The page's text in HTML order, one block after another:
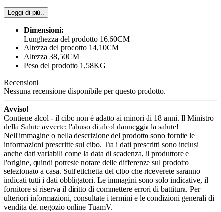
Leggi di più..
Dimensioni:
Lunghezza del prodotto 16,60CM
Altezza del prodotto 14,10CM
Altezza 38,50CM
Peso del prodotto 1,58KG
Recensioni
Nessuna recensione disponibile per questo prodotto.
Avviso!
Contiene alcol - il cibo non è adatto ai minori di 18 anni. Il Ministro
della Salute avverte: l'abuso di alcol danneggia la salute!
Nell'immagine o nella descrizione del prodotto sono fornite le
informazioni prescritte sul cibo. Tra i dati prescritti sono inclusi
anche dati variabili come la data di scadenza, il produttore e
l'origine, quindi potreste notare delle differenze sul prodotto
selezionato a casa. Sull'etichetta del cibo che riceverete saranno
indicati tutti i dati obbligatori. Le immagini sono solo indicative, il
fornitore si riserva il diritto di commettere errori di battitura. Per
ulteriori informazioni, consultate i termini e le condizioni generali di
vendita del negozio online TuamV.